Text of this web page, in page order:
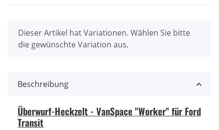
x
Dieser Artikel hat Variationen. Wählen Sie bitte
die gewünschte Variation aus.
Beschreibung
Überwurf-Heckzelt - VanSpace "Worker" für Ford
Transit